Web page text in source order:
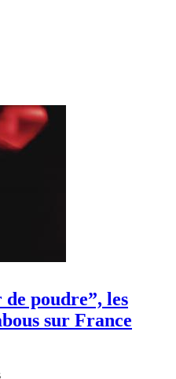
poudre”, les
sur France